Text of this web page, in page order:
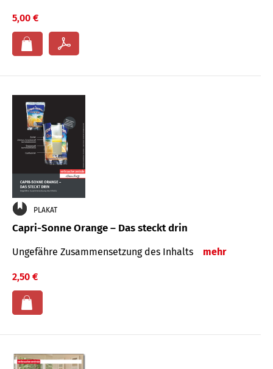
5,00 €
PLAKAT
Capri-Sonne Orange – Das steckt drin
Ungefähre Zu­sammen­setzung des Inhalts mehr
2,50 €